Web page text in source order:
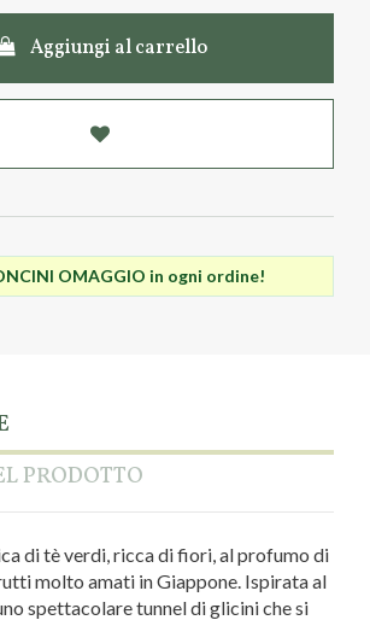
Aggiungi al carrello
OMAGGIO in ogni ordine!
PRODOTTO
di tè verdi, ricca di fiori, al profumo di
molto amati in Giappone. Ispirata al
spettacolare tunnel di glicini che si